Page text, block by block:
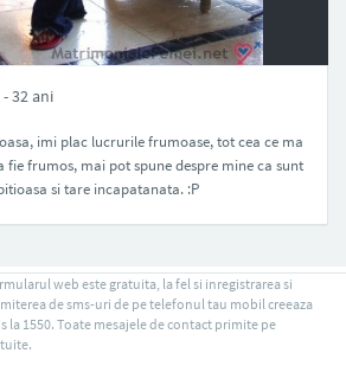
32 ani
imi plac lucrurile frumoase, tot cea ce ma
fie frumos, mai pot spune despre mine ca sunt
si tare incapatanata. :P
web este gratuita, la fel si inregistrarea si
de sms-uri de pe telefonul tau mobil creeaza
1550. Toate mesajele de contact primite pe